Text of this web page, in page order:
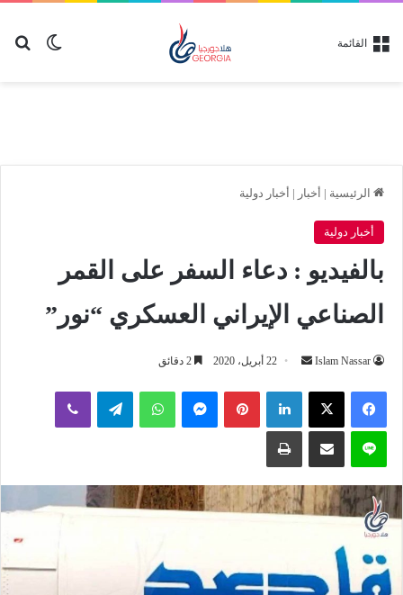
الوضع القائمة
الرئيسية | أخبار | أخبار دولية
أخبار دولية
بالفيديو : دعاء السفر على القمر
الصناعي الإيراني العسكري “نور”
Islam Nassar
أرسل
إلكترونيا
22 أبريل، 2020
لينكدإن بينتيريستماسنجر واتساب تيلقرام ڤايبر
لاين مشاركة عبر البريد طباعة